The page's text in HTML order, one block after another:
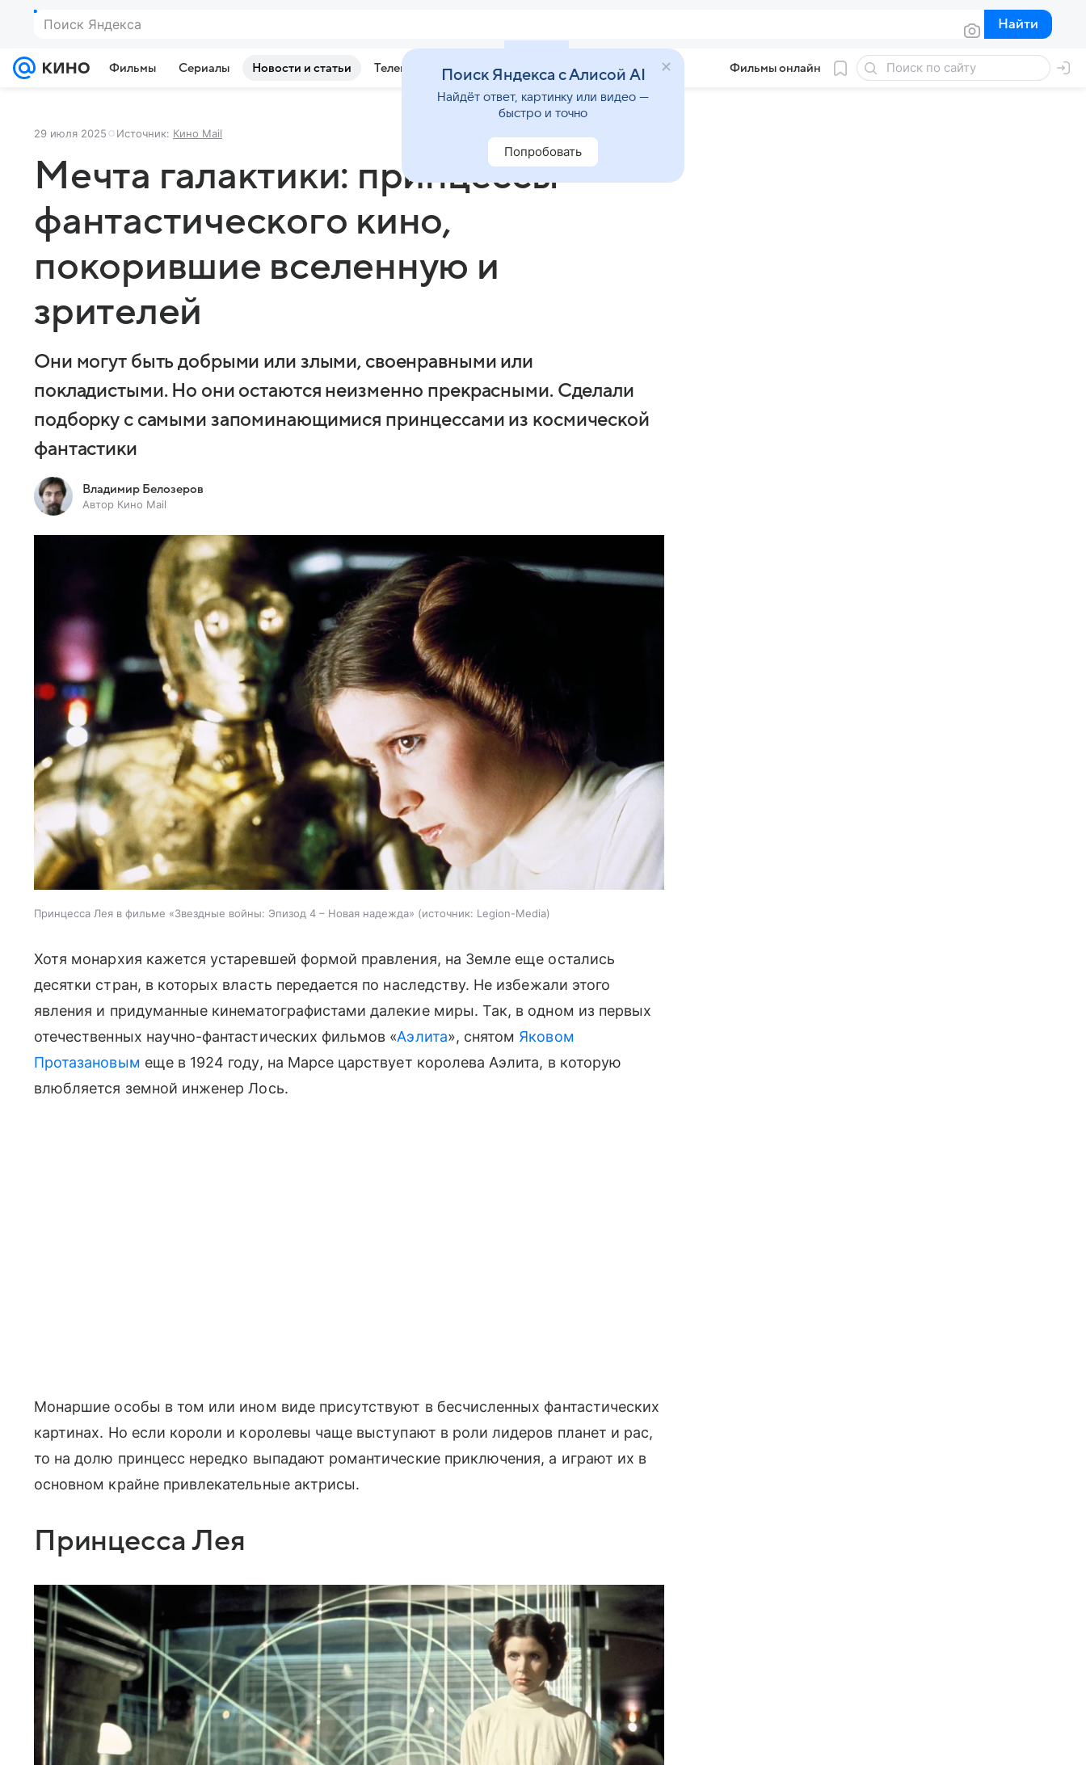
Поиск Яндекса Найти
Найти
Фильмы Сериалы Новости и статьи Телепрограмма Звезды Фильмы онлайн
29 июля 2025 Источник: Кино Mail
Мечта галактики: принцессы
фантастического кино,
покорившие вселенную и
зрителей
Они могут быть добрыми или злыми, своенравными или
покладистыми. Но они остаются неизменно прекрасными. Сделали
подборку с самыми запоминающимися принцессами из космической
фантастики
Владимир Белозеров
Автор Кино Mail
Принцесса Лея в фильме «Звездные войны: Эпизод 4 – Новая надежда» источник: Legion-Media
Хотя монархия кажется устаревшей формой правления, на Земле еще остались
десятки стран, в которых власть передается по наследству. Не избежали этого
явления и придуманные кинематографистами далекие миры. Так, в одном из первых
отечественных научно-фантастических фильмов «Аэлита», снятом Яковом
Протазановым еще в 1924 году, на Марсе царствует королева Аэлита, в которую
влюбляется земной инженер Лось.
Монаршие особы в том или ином виде присутствуют в бесчисленных фантастических
картинах. Но если короли и королевы чаще выступают в роли лидеров планет и рас,
то на долю принцесс нередко выпадают романтические приключения, а играют их в
основном крайне привлекательные актрисы.
Принцесса Лея
Поиск Яндекса с Алисой AI
Найдёт ответ, картинку или видео —
быстро и точно
Попробовать